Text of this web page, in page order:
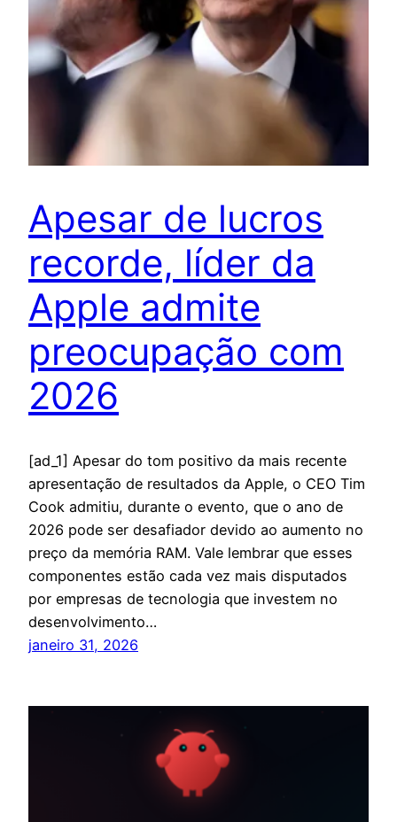
Apesar de lucros
recorde, líder da
Apple admite
preocupação com
2026
[ad_1] Apesar do tom positivo da mais recente
apresentação de resultados da Apple, o CEO Tim
Cook admitiu, durante o evento, que o ano de
2026 pode ser desafiador devido ao aumento no
preço da memória RAM. Vale lembrar que esses
componentes estão cada vez mais disputados
por empresas de tecnologia que investem no
desenvolvimento…
janeiro 31, 2026